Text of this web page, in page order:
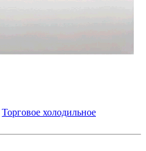
Торговое холодильное